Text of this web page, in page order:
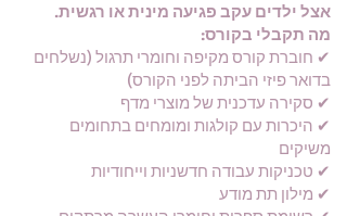
אצל ילדים עקב פגיעה מינית או רגשית.
מה תקבלי בקורס:
✔ חוברת קורס מקיפה וחומרי תרגול (נשלחים
בדואר פיזי הביתה לפני הקורס)
✔ סקירה עדכנית של מוצרי מדף
✔ היכרות עם קולגות ומומחים בתחומים
משיקים
✔ טכניקות עבודה חדשניות וייחודיות
✔ מילון תת מודע